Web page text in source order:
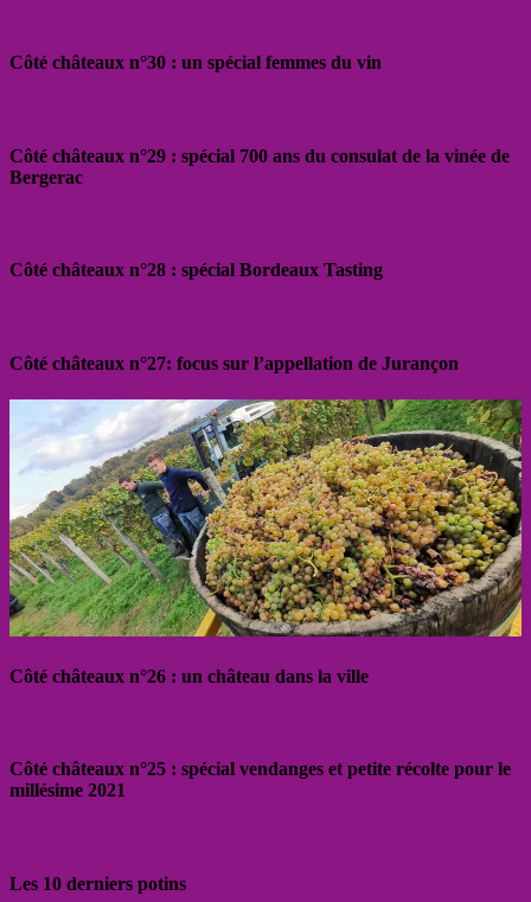
Côté châteaux n°30 : un spécial femmes du vin
Côté châteaux n°29 : spécial 700 ans du consulat de la vinée de
Bergerac
Côté châteaux n°28 : spécial Bordeaux Tasting
Côté châteaux n°27: focus sur l’appellation de Jurançon
Côté châteaux n°26 : un château dans la ville
Côté châteaux n°25 : spécial vendanges et petite récolte pour le
millésime 2021
Les 10 derniers potins